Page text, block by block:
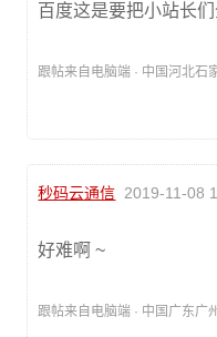
百度这是要把小站长
跟帖来自电脑端 · 中国河北石
秒码云通信 2019-11-08
好难啊 ~
跟帖来自电脑端 · 中国广东广